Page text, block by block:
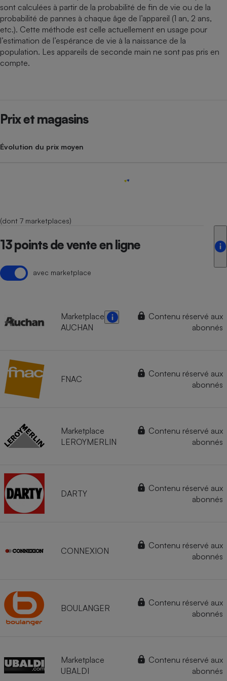
sont calculées à partir de la probabilité de fin de vie ou de la
probabilité de pannes à chaque âge de l’appareil (1 an, 2 ans,
etc.). Cette méthode est celle actuellement en usage pour
l’estimation de l’espérance de vie à la naissance de la
population. Les appareils de seconde main ne sont pas pris en
compte.
Prix et magasins
Évolution du prix moyen
(dont 7 marketplaces)
13 points de vente en ligne
avec marketplace
Marketplace
AUCHAN
Contenu réservé aux
abonnés
FNAC
Contenu réservé aux
abonnés
Marketplace
LEROYMERLIN
Contenu réservé aux
abonnés
DARTY
Contenu réservé aux
abonnés
CONNEXION
Contenu réservé aux
abonnés
BOULANGER
Contenu réservé aux
abonnés
Marketplace
UBALDI
Contenu réservé aux
abonnés